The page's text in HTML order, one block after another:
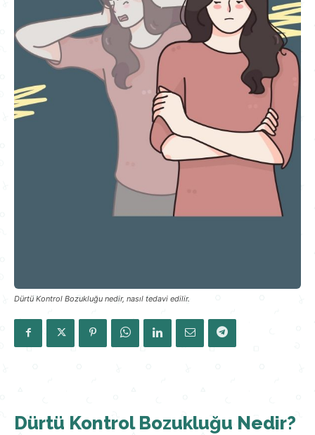
Dürtü Kontrol Bozukluğu nedir, nasıl tedavi edilir.
Dürtü Kontrol Bozukluğu Nedir?